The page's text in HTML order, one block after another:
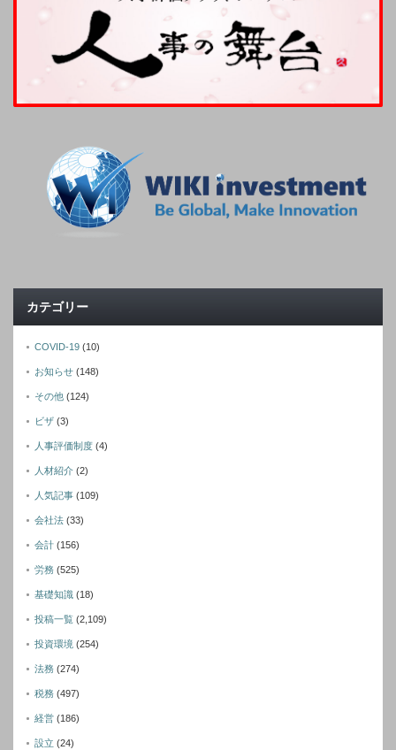
カテゴリー
COVID-19 (10)
お知らせ (148)
その他 (124)
ビザ (3)
人事評価制度 (4)
人材紹介 (2)
人気記事 (109)
会社法 (33)
会計 (156)
労務 (525)
基礎知識 (18)
投稿一覧 (2,109)
投資環境 (254)
法務 (274)
税務 (497)
経営 (186)
設立 (24)